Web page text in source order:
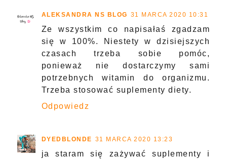
ALEKSANDRA NS BLOG 31 MARCA 2020 10:31
Ze wszystkim co napisałaś zgadzam
się w 100%. Niestety w dzisiejszych
czasach trzeba sobie pomóc,
ponieważ nie dostarczymy sami
potrzebnych witamin do organizmu.
Trzeba stosować suplementy diety.
Odpowiedz
DYEDBLONDE 31 MARCA 2020 13:23
ja staram się zażywać suplementy i